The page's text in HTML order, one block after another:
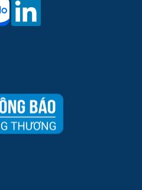
dẫn:Đảm bảo nguồn điện ổn định
luôn kín khít trước khi khởi động.
bột bả tại Song Toàn
cấp thiết bị xây dựng và công
tin cậy của các nhà thầu.
hãng: Sản phẩm máy phun bột
gốc xuất xứ rõ ràng.